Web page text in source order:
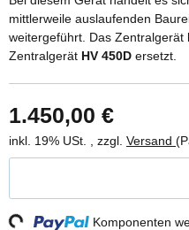
mittlerweile auslaufenden
weitergeführt. Das Zentralgerät
Zentralgerät HV 450D ersetzt.
1.450,00 €
inkl. 19% USt. , zzgl. Versand
Komponenten